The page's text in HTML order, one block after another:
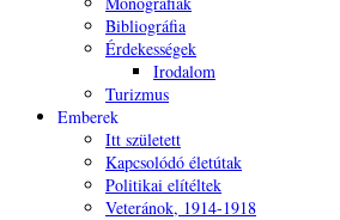
Bibliográfia
Érdekességek
Irodalom
Turizmus
Emberek
Itt született
Kapcsolódó életútak
Politikai elítéltek
Veteránok, 1914-1918